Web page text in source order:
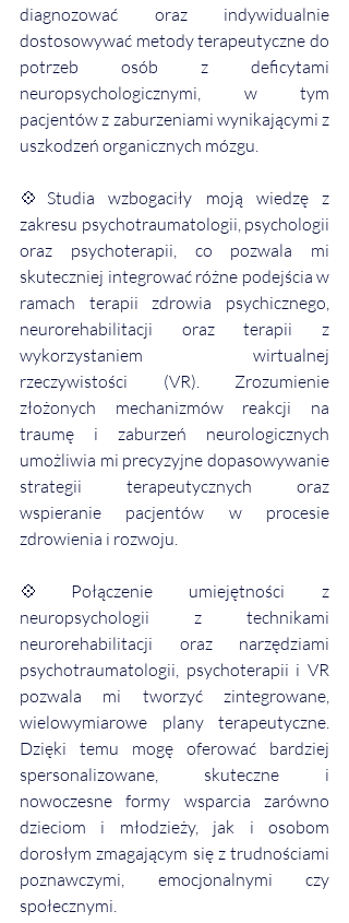
diagnozować oraz indywidualnie
dostosowywać metody terapeutyczne do
potrzeb osób z deficytami
neuropsychologicznymi, w tym
pacjentów z zaburzeniami wynikającymi z
uszkodzeń organicznych mózgu.
💠Studia wzbogaciły moją wiedzę z
zakresu psychotraumatologii, psychologii
oraz psychoterapii, co pozwala mi
skuteczniej integrować różne podejścia w
ramach terapii zdrowia psychicznego,
neurorehabilitacji oraz terapii z
wykorzystaniem wirtualnej
rzeczywistości (VR). Zrozumienie
złożonych mechanizmów reakcji na
traumę i zaburzeń neurologicznych
umożliwia mi precyzyjne dopasowywanie
strategii terapeutycznych oraz
wspieranie pacjentów w procesie
zdrowienia i rozwoju.
💠
Połączenie umiejętności z
neuropsychologii z technikami
neurorehabilitacji oraz narzędziami
psychotraumatologii, psychoterapii i VR
pozwala mi tworzyć zintegrowane,
wielowymiarowe plany terapeutyczne.
Dzięki temu mogę oferować bardziej
spersonalizowane, skuteczne i
nowoczesne formy wsparcia zarówno
dzieciom i młodzieży, jak i osobom
dorosłym zmagającym się z trudnościami
poznawczymi, emocjonalnymi czy
społecznymi.